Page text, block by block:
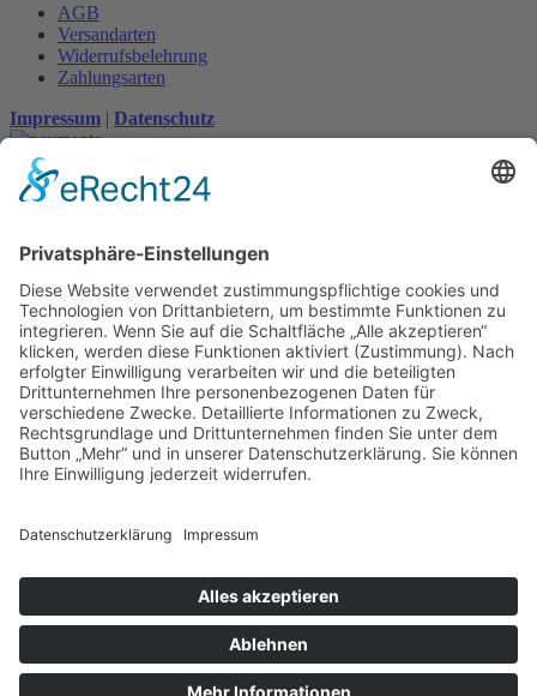
AGB
Versandarten
Widerrufsbelehrung
Zahlungsarten
Impressum | Datenschutz
Home
Shop
ABC Geschirrhandtuch
ABC Plakat
Individuelles Namensschild
Individuelles (Haus-) Nummernschild
Memo Spiel
Porzellanbecher
Steinzeugbecher
Sticker
Türschilder
Der Prozess
Beispiele
Kontakt
Schließen
Alle angegebenen Preise sind Endpreise, keine Mwst. enthalten.